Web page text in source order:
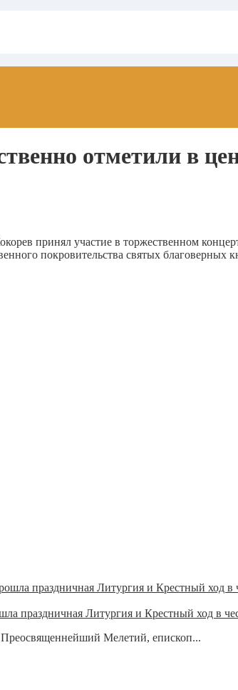
отметили в
принял участие в торжественном
покровительства святых благоверных
праздничная Литургия и Крестный ход в
Мелетий, епископ...